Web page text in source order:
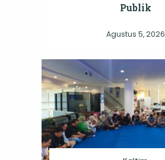
Publik
Agustus 5, 2026